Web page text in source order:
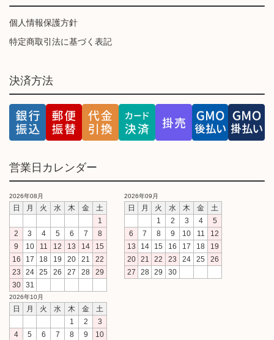
個人情報保護方針
特定商取引法に基づく表記
決済方法
営業日カレンダー
2026年08月
日 月 火 水 木 金
土
1
2
3 4 5 6 7
8
9
10 11 12 13 14
15
16
17 18 19 20 21
22
23
24 25 26 27 28
29
30
31
2026年09月
日 月 火 水 木 金
土
1
2 3 4
5
6
7 8 9 10 11
12
13
14 15 16 17 18
19
20
21 22 23 24 25
26
27
28 29 30
2026年10月
日 月 火 水 木 金
土
1
2
3
4
5 6 7 8 9 10